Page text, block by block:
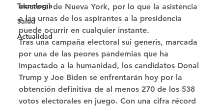
Tecnología
Salud
Actualidad
electoral de Nueva York, por lo que la asistencia
a las urnas de los aspirantes a la presidencia
puede ocurrir en cualquier instante.
Tras una campaña electoral sui generis, marcada
por una de las peores pandemias que ha
impactado a la humanidad, los candidatos Donal
Trump y Joe Biden se enfrentarán hoy por la
obtención definitiva de al menos 270 de los 538
votos electorales en juego. Con una cifra récord